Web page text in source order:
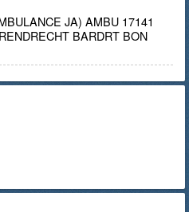
JA) AMBU 17141
BARDRT BON